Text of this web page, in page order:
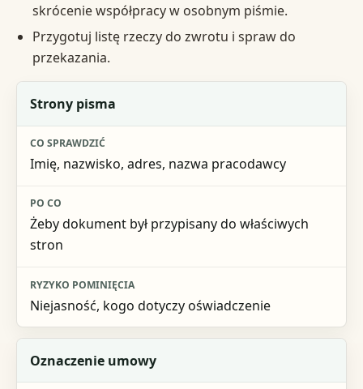
skrócenie współpracy w osobnym piśmie.
Przygotuj listę rzeczy do zwrotu i spraw do
przekazania.
Obszar kontroli
Co sprawdzić
Po co
Ryzyko pominięcia
Strony pisma
Imię, nazwisko, adres, nazwa pracodawcy
Żeby dokument był przypisany do właściwych
stron
Niejasność, kogo dotyczy oświadczenie
Oznaczenie umowy